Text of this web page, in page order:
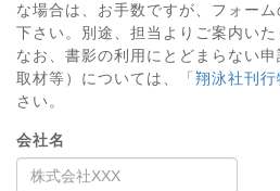
な場合は、お手数ですが、フォー
下さい。別途、担当よりご案内いた
なお、書影の利用にとどまらない申
取材等）については、
「翔泳社刊行
さい。
会社名